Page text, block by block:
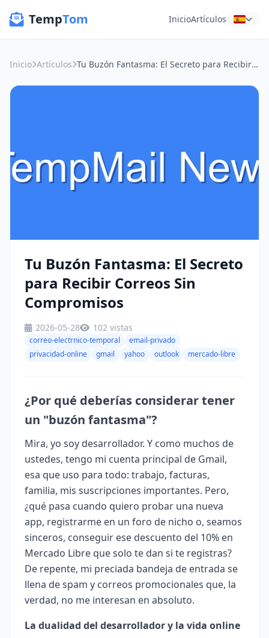
TempTom InicioArtículos
Inicio Artículos Tu Buzón Fantasma: El Secreto para Recibir Correos Sin Compromisos
Tu Buzón Fantasma: El Secreto
para Recibir Correos Sin
Compromisos
2026-05-28 102 vistas
correo-electrnico-temporal
email-privado
privacidad-online
gmail yahoo outlook mercado-libre
¿Por qué deberías considerar tener
un "buzón fantasma"?
Mira, yo soy desarrollador. Y como muchos de
ustedes, tengo mi cuenta principal de Gmail,
esa que uso para todo: trabajo, facturas,
familia, mis suscripciones importantes. Pero,
¿qué pasa cuando quiero probar una nueva
app, registrarme en un foro de nicho o, seamos
sinceros, conseguir ese descuento del 10% en
Mercado Libre que solo te dan si te registras?
De repente, mi preciada bandeja de entrada se
llena de spam y correos promocionales que, la
verdad, no me interesan en absoluto.
La dualidad del desarrollador y la vida online